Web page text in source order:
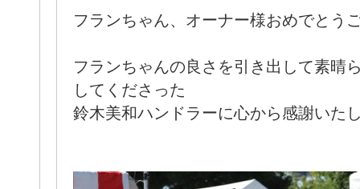
フランちゃん、オーナー様おめでとう
フランちゃんの良さを引き出して素晴
してくださった
鈴木美和ハンドラーに心から感謝いたし